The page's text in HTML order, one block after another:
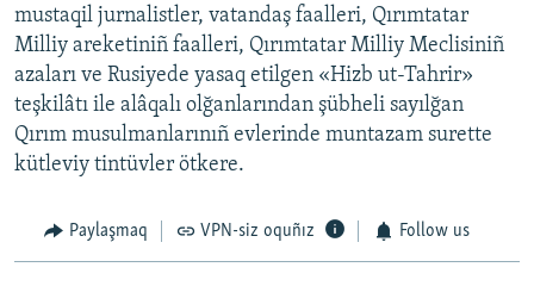
mustaqil jurnalistler, vatandaş faalleri, Qırımtatar
Milliy areketiniñ faalleri, Qırımtatar Milliy Meclisiniñ
azaları ve Rusiyede yasaq etilgen «Hizb ut-Tahrir»
teşkilâtı ile alâqalı olğanlarından şübheli sayılğan
Qırım musulmanlarınıñ evlerinde muntazam surette
kütleviy tintüvler ötkere.
Paylaşmaq VPN-siz oquñız Follow us